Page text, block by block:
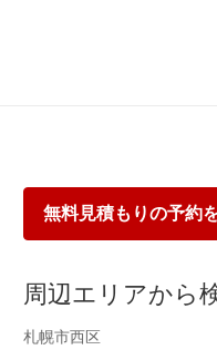
無料見積もりの予約
周辺エリアから
札幌市西区